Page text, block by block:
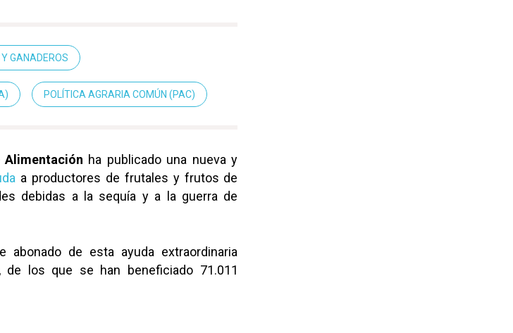
GANADEROS
POLÍTICA AGRARIA COMÚN (PAC)
ha publicado una nueva y
a productores de frutales y frutos de
debidas a la sequía y a la guerra de
de esta ayuda extraordinaria
de los que se han beneficiado 71.011